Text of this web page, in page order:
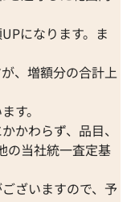
K18 トルマリン
になります。ま
、増額分の合計上
す。
かわらず、品目、
の当社統一査定基
ざいますので、予